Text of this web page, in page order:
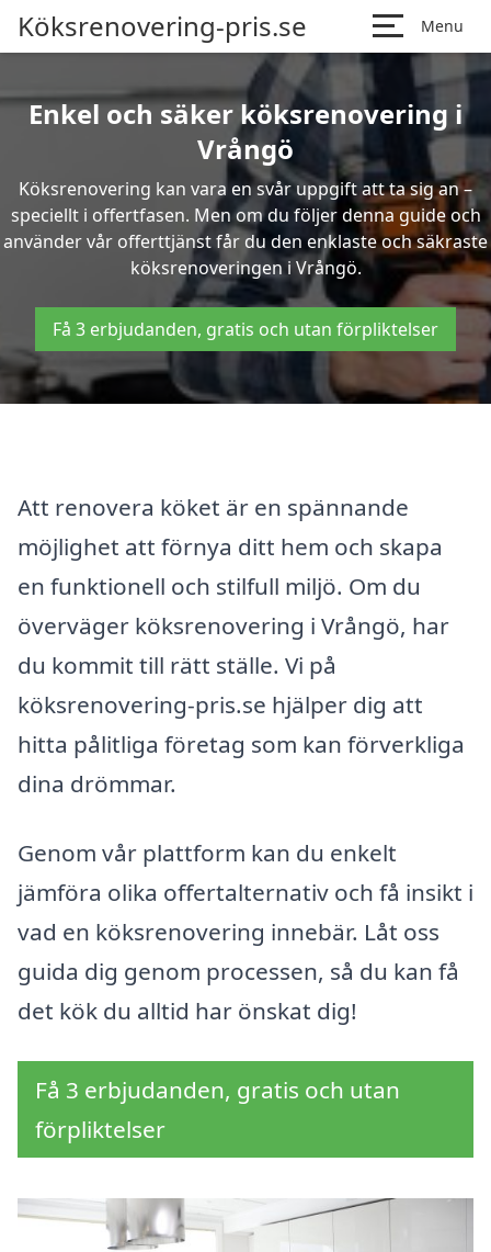
Köksrenovering-pris.se Menu
Enkel och säker köksrenovering i
Vrångö
Köksrenovering kan vara en svår uppgift att ta sig an –
speciellt i offertfasen. Men om du följer denna guide och
använder vår offerttjänst får du den enklaste och säkraste
köksrenoveringen i Vrångö.
Få 3 erbjudanden, gratis och utan förpliktelser
Att renovera köket är en spännande
möjlighet att förnya ditt hem och skapa
en funktionell och stilfull miljö. Om du
överväger köksrenovering i Vrångö, har
du kommit till rätt ställe. Vi på
köksrenovering-pris.se hjälper dig att
hitta pålitliga företag som kan förverkliga
dina drömmar.
Genom vår plattform kan du enkelt
jämföra olika offertalternativ och få insikt i
vad en köksrenovering innebär. Låt oss
guida dig genom processen, så du kan få
det kök du alltid har önskat dig!
Få 3 erbjudanden, gratis och utan
förpliktelser